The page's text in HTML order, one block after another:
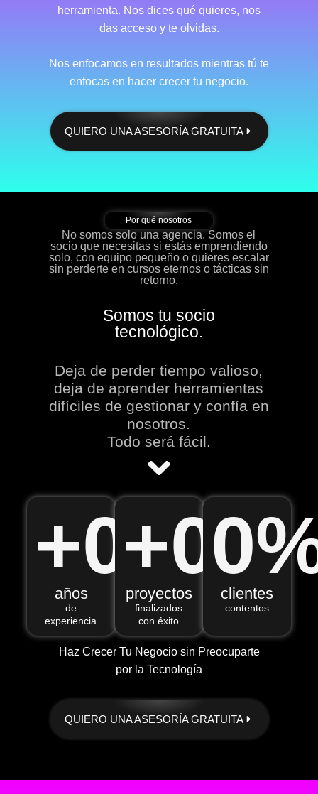
herramienta. Nos dices qué quieres, nos
das acceso y te olvidas.
Nos enfocamos en resultados mientras tú te
enfocas en hacer crecer tu negocio.
QUIERO UNA ASESORÍA GRATUITA
Por qué nosotros
No somos solo una agencia. Somos el
socioque necesitas si estás emprendiendo
solo, con equipo pequeño o quieres escalar
sin perderte en cursos eternos o tácticas sin
retorno.
Somos tu socio
tecnológico.
Deja de perder tiempo valioso,
deja de aprender herramientas
difíciles de gestionar y confía en
nosotros.
Todo será fácil.
+0
años
de
experiencia
+0
proyectos
finalizados
con éxito
0
clientes
contentos
Haz Crecer Tu Negocio sin Preocuparte
por la Tecnología
QUIERO UNA ASESORÍA GRATUITA